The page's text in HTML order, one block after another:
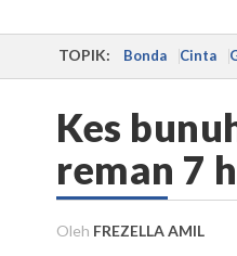
TOPIK: Bonda Cinta
Kes
reman 7
Oleh FREZELLA AMIL